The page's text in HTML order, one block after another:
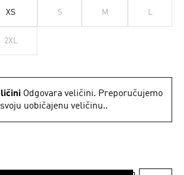
XS S M L
2XL
Odgovara veličini. Preporučujemo
uobičajenu veličinu..